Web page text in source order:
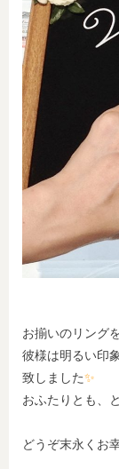
お揃いのリング
彼様は明るい印
致しました✨
おふたりとも、
どうぞ末永くお